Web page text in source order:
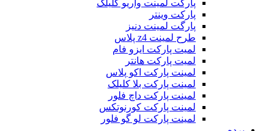
پارکت لمینت واریو کلیلک
پارکت وینتر
پارگت لمینت دنیز
طرح لمینت z4 پلاس
لمیت پارکت ایزو فام
لمیت پارکت هانتر
لمینت پارکت اکو پلاس
لمینت پارکت بلا کلیلک
لمینت پارکت داچ فلور
لمینت پارکت کورنوتکس
لمینت پارکت لو گو فلور